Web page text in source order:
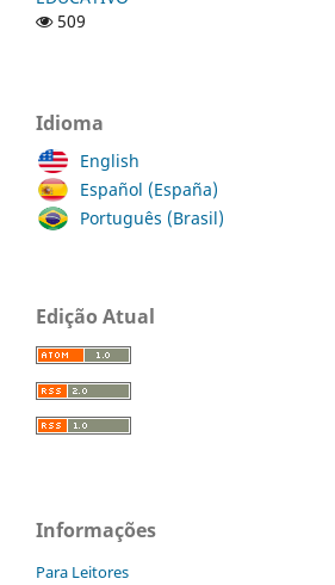
509
Idioma
English
Español (España)
Português (Brasil)
Edição Atual
Informações
Para Leitores